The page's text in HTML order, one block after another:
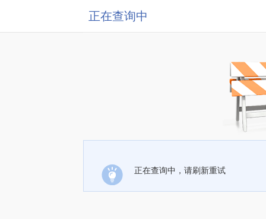
正在查询中
正在查询中，请刷新重试